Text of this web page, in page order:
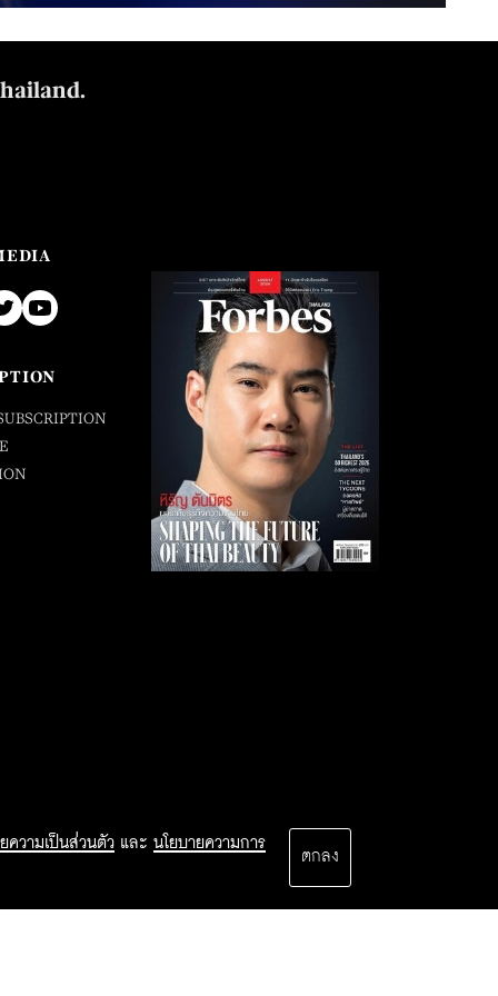
ความเป็นส่วนตัว และ นโยบายความการ
ตกลง